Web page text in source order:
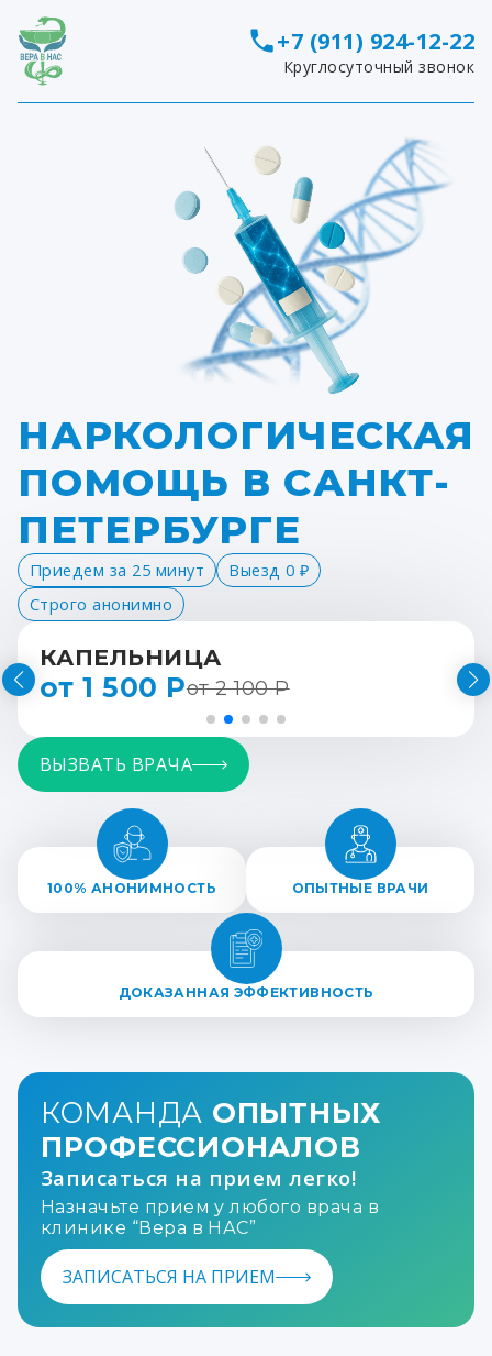
+7 (911) 924-12-22
Круглосуточный звонок
НАРКОЛОГИЧЕСКАЯ
ПОМОЩЬ В САНКТ-
ПЕТЕРБУРГЕ
Приедем за 25 минут
Выезд 0 ₽
Строго анонимно
КАПЕЛЬНИЦА
от 1 500 Рот 2 100 Р
ВЫЗВАТЬ ВРАЧА
100% АНОНИМНОСТЬ ОПЫТНЫЕ ВРАЧИ
ДОКАЗАННАЯ ЭФФЕКТИВНОСТЬ
КОМАНДА ОПЫТНЫХ
ПРОФЕССИОНАЛОВ
Записаться на прием легко!
Назначьте прием у любого врача в
клинике “Вера в НАС”
ЗАПИСАТЬСЯ НА ПРИЕМ